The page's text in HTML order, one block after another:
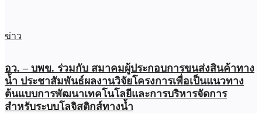
ข่าว
อว. – บพข. ร่วมกับ สมาคมผู้ประกอบการขนส่งสินค้าทาง
น้ำ ประชาสัมพันธ์ผลงานวิจัยโครงการเพื่อเป็นแนวทาง
ต้นแบบการพัฒนาเทคโนโลยีและการบริหารจัดการ
สำหรับระบบโลจิสติกส์ทางน้ำ